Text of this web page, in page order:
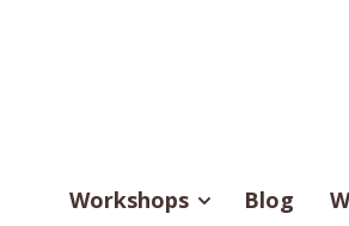
Workshops Blog